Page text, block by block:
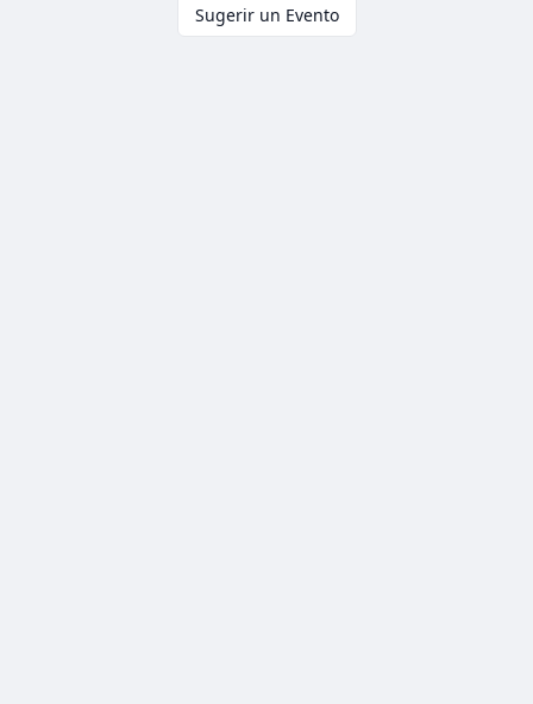
Sugerir un Evento